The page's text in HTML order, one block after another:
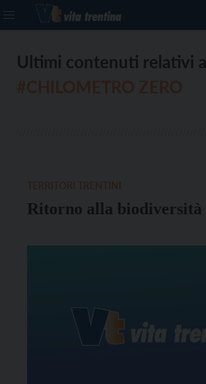
Ultimi contenuti relativi a
Ritorno alla biodiversità